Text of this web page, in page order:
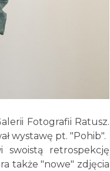
Fotografii Ratusz.
wystawę pt. "Pohib".
swoistą retrospekcję
także "nowe" zdjęcia